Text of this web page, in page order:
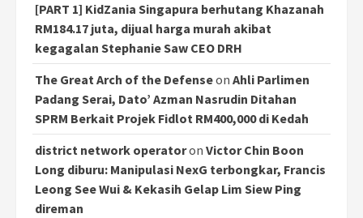
[PART 1] KidZania Singapura berhutang Khazanah
RM184.17 juta, dijual harga murah akibat
kegagalan Stephanie Saw CEO DRH
The Great Arch of the Defenseon Ahli Parlimen
Padang Serai, Dato’ Azman Nasrudin Ditahan
SPRM Berkait Projek Fidlot RM400,000 di Kedah
district network operatoron Victor Chin Boon
Long diburu: Manipulasi NexG terbongkar, Francis
Leong See Wui & Kekasih Gelap Lim Siew Ping
direman